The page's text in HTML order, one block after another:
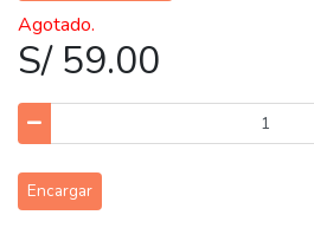
Agotado.
S/ 59.00
Encargar